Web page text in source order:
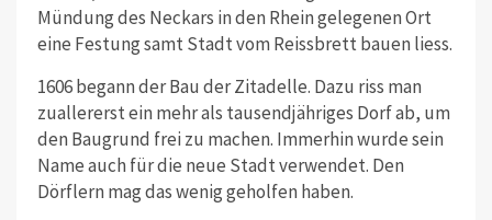
Mündung des Neckars in den Rhein gelegenen Ort
eine Festung samt Stadt vom Reissbrett bauen liess.
1606 begann der Bau der Zitadelle. Dazu riss man
zuallererst ein mehr als tausendjähriges Dorf ab, um
den Baugrund frei zu machen. Immerhin wurde sein
Name auch für die neue Stadt verwendet. Den
Dörflern mag das wenig geholfen haben.